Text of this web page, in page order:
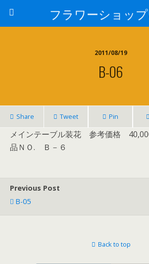
フラワーショッ
2011/08/19
B-06
Share Tweet Pin
メインテーブル装花 参考価格
品ＮＯ. Ｂ－６
Previous Post
B-05
Back to top